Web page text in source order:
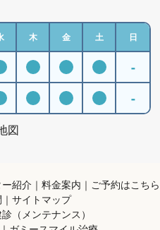
木 金 土
日
-
-
ー紹介 料金案内
ご予約はこちら
サイトマップ
（メンテナンス）